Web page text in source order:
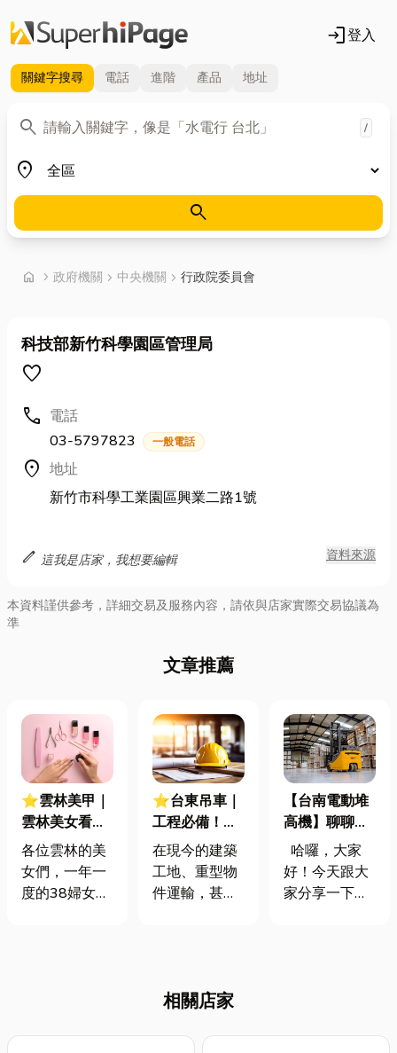
login登入
關鍵字搜尋 電話 進階 產品 地址
search
關鍵字 /
place
地區
search
home chevron_right 首頁
政府機關 chevron_right 中央機關 chevron_right 行政院委員會
科技部新竹科學園區管理局
favorite
call 電話
03-5797823
一般電話
location_on 地址
新竹市科學工業園區興業二路1號
edit 這我是店家，我想要編輯 資料來源
本資料謹供參考，詳細交易及服務內容，請依與店家實際交易協議為
準
文章推薦
⭐雲林美甲｜
雲林美女看過
來！38婦女節
美甲特輯，指
尖綻放女王光
各位雲林的美
女們，一年一
度的38婦女節
指尖上的美麗
⭐台東吊車｜
工程必備！重
物搬運不再是
問題！吊車種
類選用指南都
在現今的建築
工地、重型物
件運輸，甚至
噸重物、或將
高處的龐然大
【台南電動堆
高機】聊聊買
賣、出租與維
修保養那些事
好！今天跟大
家分享一下有
讓你更了解台
相關店家